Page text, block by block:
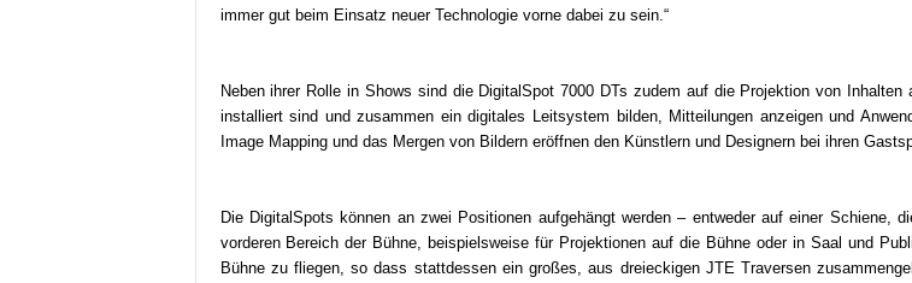
immer gut beim Einsatz neuer Technologie vorne dabei zu sein.“
Neben ihrer Rolle in Shows sind die DigitalSpot 7000 DTs zudem auf die Projektion von
installiert sind und zusammen ein digitales Leitsystem bilden, Mitteilungen anzeigen und
Image Mapping und das Mergen von Bildern eröffnen den Künstlern und Designern bei ihren
Die DigitalSpots können an zwei Positionen aufgehängt werden – entweder auf einer Schiene,
vorderen Bereich der Bühne, beispielsweise für Projektionen auf die Bühne oder in Saal und
Bühne zu fliegen, so dass stattdessen ein großes, aus dreieckigen JTE Traversen